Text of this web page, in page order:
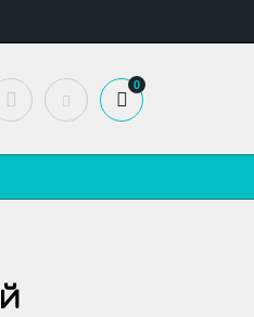
0